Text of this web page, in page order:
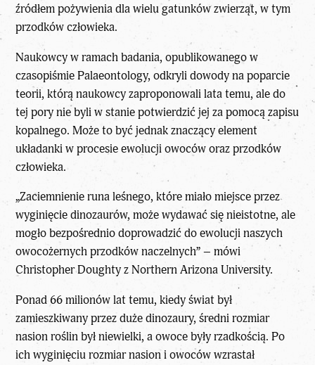
źródłem pożywienia dla wielu gatunków zwierząt, w tym
przodków człowieka.
Naukowcy w ramach badania, opublikowanego w
czasopiśmie Palaeontology, odkryli dowody na poparcie
teorii, którą naukowcy zaproponowali lata temu, ale do
tej pory nie byli w stanie potwierdzić jej za pomocą zapisu
kopalnego. Może to być jednak znaczący element
układanki w procesie ewolucji owoców oraz przodków
człowieka.
„Zaciemnienie runa leśnego, które miało miejsce przez
wyginięcie dinozaurów, może wydawać się nieistotne, ale
mogło bezpośrednio doprowadzić do ewolucji naszych
owocożernych przodków naczelnych” – mówi
Christopher Doughty z Northern Arizona University.
Ponad 66 milionów lat temu, kiedy świat był
zamieszkiwany przez duże dinozaury, średni rozmiar
nasion roślin był niewielki, a owoce były rzadkością. Po
ich wyginięciu rozmiar nasion i owoców wzrastał